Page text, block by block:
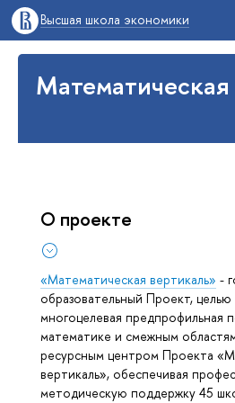
Высшая школа экономики
О проекте
«Математическая вертикаль» -
образовательный Проект,
многоцелевая предпрофильная
математике и смежным
ресурсным центром Проекта
вертикаль», обеспечивая
методическую поддержку 45